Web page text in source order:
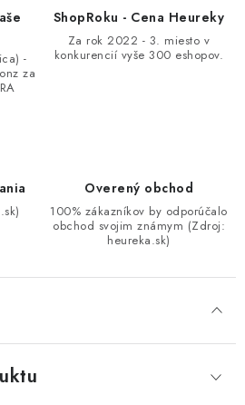
-
za
ShopRoku - Cena Heureky
Za rok 2022 - 3. miesto v
konkurencií vyše 300 eshopov.
Overený obchod
100% zákazníkov by odporúčalo
obchod svojim známym (Zdroj:
heureka.sk)